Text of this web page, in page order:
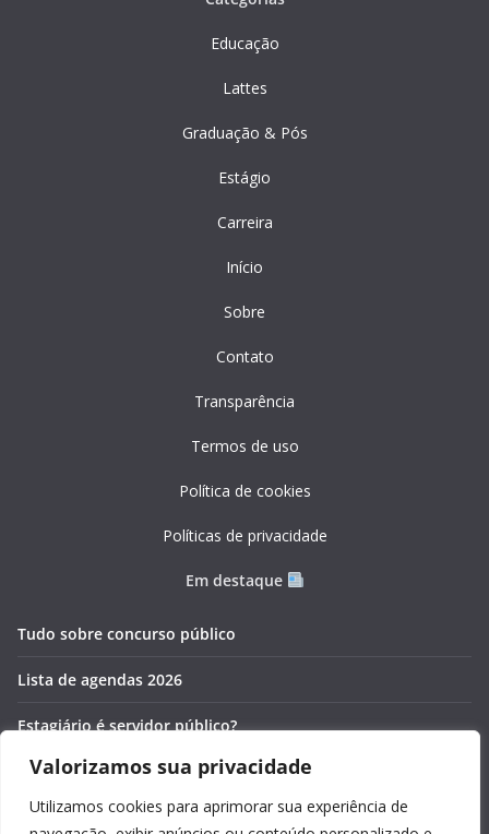
Valorizamos sua privacidade
Utilizamos cookies para aprimorar sua experiência de
Educação
Lattes
Graduação & Pós
Estágio
Carreira
Início
Sobre
Contato
Transparência
Termos de uso
Política de cookies
Políticas de privacidade
Em destaque
Tudo sobre concurso público
Lista de agendas 2026
Estagiário é servidor público?
Pós-graduação gratuita 2026
Cronômetros online e gratuitos